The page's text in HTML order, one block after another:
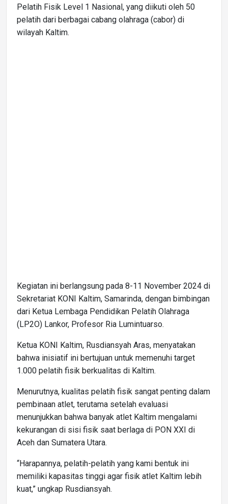
Pelatih Fisik Level 1 Nasional, yang diikuti oleh 50
pelatih dari berbagai cabang olahraga (cabor) di
wilayah Kaltim.
Kegiatan ini berlangsung pada 8-11 November 2024 di
Sekretariat KONI Kaltim, Samarinda, dengan bimbingan
dari Ketua Lembaga Pendidikan Pelatih Olahraga
(LP2O) Lankor, Profesor Ria Lumintuarso.
Ketua KONI Kaltim, Rusdiansyah Aras, menyatakan
bahwa inisiatif ini bertujuan untuk memenuhi target
1.000 pelatih fisik berkualitas di Kaltim.
Menurutnya, kualitas pelatih fisik sangat penting dalam
pembinaan atlet, terutama setelah evaluasi
menunjukkan bahwa banyak atlet Kaltim mengalami
kekurangan di sisi fisik saat berlaga di PON XXI di
Aceh dan Sumatera Utara.
“Harapannya, pelatih-pelatih yang kami bentuk ini
memiliki kapasitas tinggi agar fisik atlet Kaltim lebih
kuat,” ungkap Rusdiansyah.